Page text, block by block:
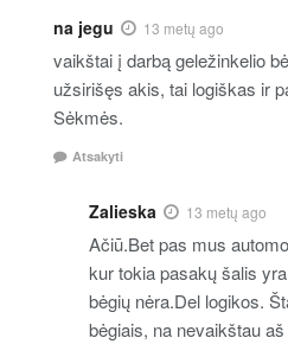
na jegu 13 metų ago
vaikštai į darbą geležinkelio
užsirišęs akis, tai logiškas ir
Sėkmės.
Atsakyti
Zalieska 13 metų ago
Ačiū.Bet pas mus
kur tokia pasakų šalis
bėgių nėra.Del logikos.
bėgiais, na nevaikštau